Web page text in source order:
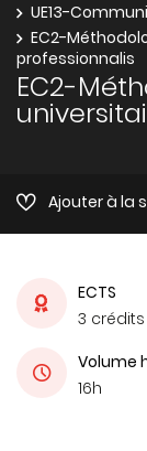
UE13-
EC2-
professionnalis
EC2-
Ajouter à la
ECTS
3 crédits
Volume
16h